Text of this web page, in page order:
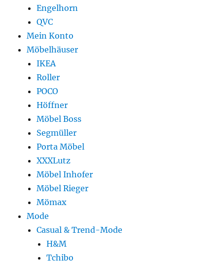
Engelhorn
QVC
Mein Konto
Möbelhäuser
IKEA
Roller
POCO
Höffner
Möbel Boss
Segmüller
Porta Möbel
XXXLutz
Möbel Inhofer
Möbel Rieger
Mömax
Mode
Casual & Trend-Mode
H&M
Tchibo